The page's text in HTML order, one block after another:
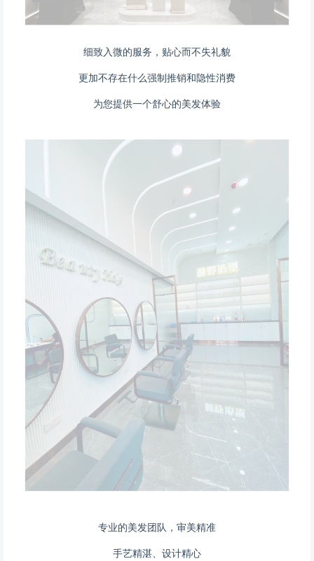
细致入微的服务，贴心而不失礼貌
更加不存在什么强制推销和隐性消费
为您提供一个舒心的美发体验
专业的美发团队，审美精准
手艺精湛、设计精心